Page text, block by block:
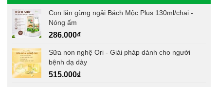
Con lăn gừng ngải Bách Mộc Plus 130ml/chai -
Nóng ấm
286.000₫
Sữa non nghệ Ori - Giải pháp dành cho người
bệnh dạ dày
515.000₫